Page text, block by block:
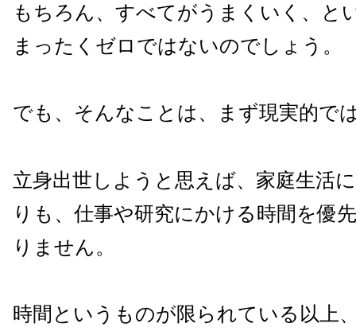
もちろん、すべてがうまくいく、と
まったくゼロではないのでしょう。
でも、そんなことは、まず現実的で
立身出世しようと思えば、家庭生活
りも、仕事や研究にかける時間を優
りません。
時間というものが限られている以上